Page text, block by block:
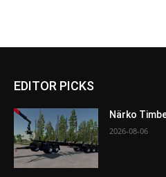
EDITOR PICKS
Närko
2026-08-06